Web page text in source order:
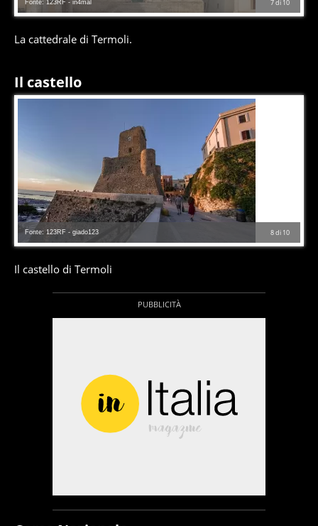
7di 10
Fonte: 123RF - in4mal
La cattedrale di Termoli.
Il castello
8di 10
Fonte: 123RF - giado123
Il castello di Termoli